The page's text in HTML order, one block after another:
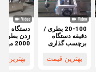
20-100 بطری /
دقیقه دستگاه
برچسب گذاری
1000 X 1300
میلی متر
بهترین قیمت
دستگاه
زدن بطری
2000 میلی
چسب ISO
بهترین